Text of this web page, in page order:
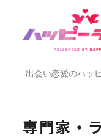
出会い恋愛のハッ
専門家・